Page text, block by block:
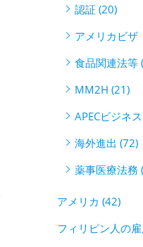
認証 (20)
アメリカビザ
食品関連法等
MM2H (21)
APECビジネ
海外進出 (72)
薬事医療法務
アメリカ (42)
フィリピン人の